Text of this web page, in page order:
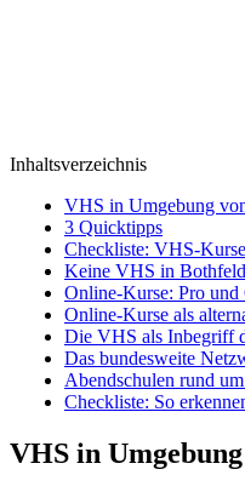
Inhaltsverzeichnis
VHS in Umgebung
3 Quicktipps
Checkliste: VHS-
Keine VHS in Bothfeld
Online-Kurse: Pro und
Online-Kurse als
Die VHS als Inbegriff
Das bundesweite
Abendschulen rund
Checkliste: So
VHS in